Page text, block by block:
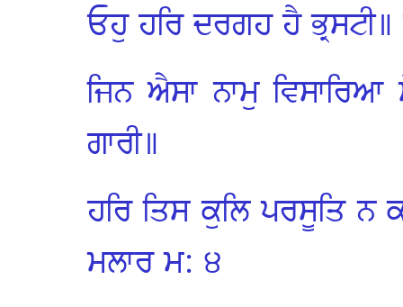
ਓਹੁ ਹਰਿ ਦਰਗਹ ਹੈ
ਜਿਨ ਐਸਾ ਨਾਮੁ
ਗਾਰੀ॥
ਹਰਿ ਤਿਸ ਕੁਲਿ ਪਰਸੂਤਿ ਨ
ਮਲਾਰ ਮ: ੪